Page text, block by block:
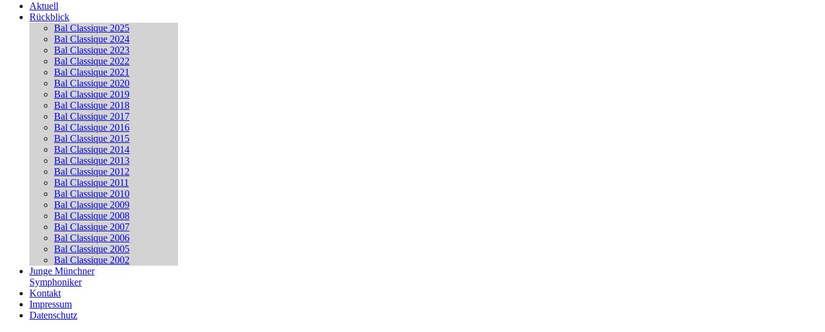
Aktuell
Rückblick
Bal Classique 2025
Bal Classique 2024
Bal Classique 2023
Bal Classique 2022
Bal Classique 2021
Bal Classique 2020
Bal Classique 2019
Bal Classique 2018
Bal Classique 2017
Bal Classique 2016
Bal Classique 2015
Bal Classique 2014
Bal Classique 2013
Bal Classique 2012
Bal Classique 2011
Bal Classique 2010
Bal Classique 2009
Bal Classique 2008
Bal Classique 2007
Bal Classique 2006
Bal Classique 2005
Bal Classique 2002
Junge Münchner
Symphoniker
Kontakt
Impressum
Datenschutz